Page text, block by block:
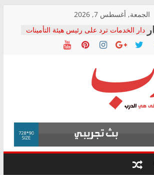
الجمعة, أغسطس 7, 2026
دار الخدمات ترد على رئيس هيئة التأمينات
بعد مؤتمره الصحفي: إنكار الأزمة لا ينهي
معاناة أصحاب المعاشات.. ونطالب بكشف
فرحات سليمان يكتب: القطاع الصحي إلى
أين؟
حزب التحالف الشعبي يطلق لجنة “الحق
في الصحة” بالإسكندرية لرصد الانتهاكات
ودعم المرضى
الوزاري لمدينة الصحفيين.. وانتهاء أعمال
إنشاء المبنى الإداري
المجلس القومي لحقوق الإنسان يعلن
متابعة قضية الدكتور محمد زهران.. ويؤكد:
قرينة البراءة وضمانات المحاكمة العادلة